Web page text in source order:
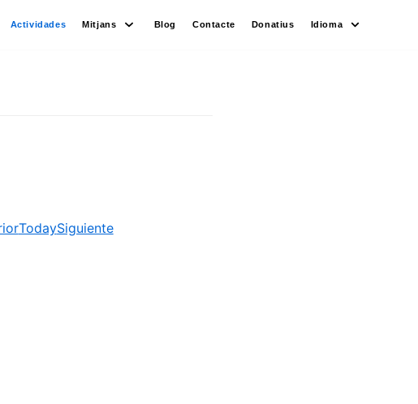
Actividades Mitjans Blog Contacte Donatius Idioma
TodaySiguiente